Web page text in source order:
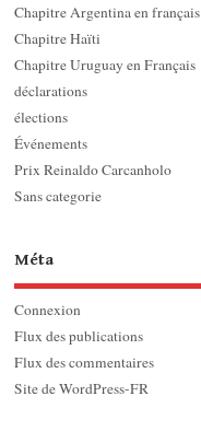
Chapitre Argentina en français
Chapitre Haïti
Chapitre Uruguay en Français
déclarations
élections
Événements
Prix Reinaldo Carcanholo
Sans categorie
Méta
Connexion
Flux des publications
Flux des commentaires
Site de WordPress-FR